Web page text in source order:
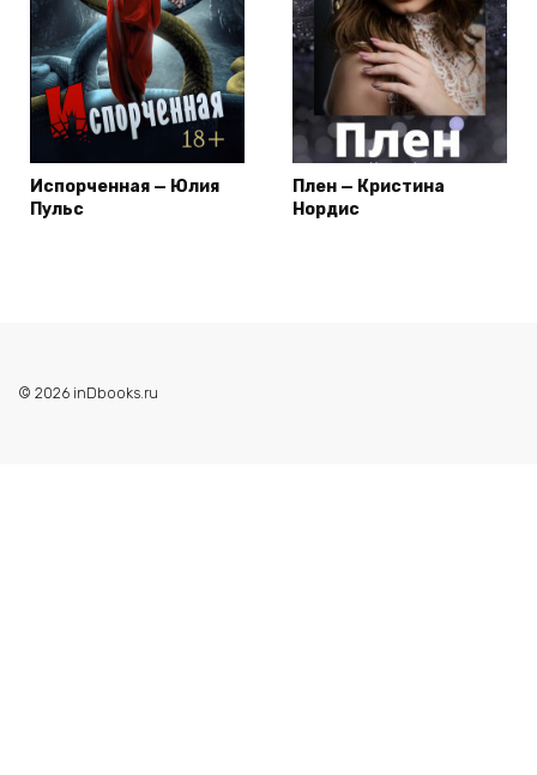
Испорченная — Юлия
Пульс
Плен — Кристина
Нордис
© 2026 inDbooks.ru